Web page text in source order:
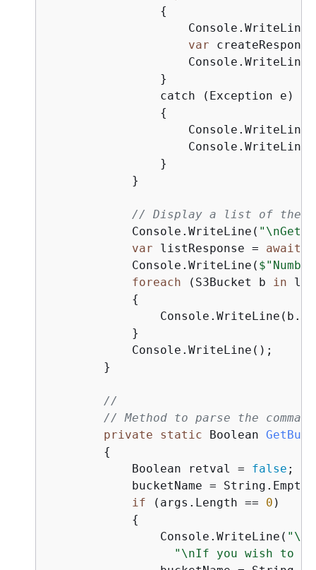
{
                    Console.WriteLine(
var
                    Console.WriteLine(
                }
                catch (Exception e)
{
                    Console.WriteLine(
                }
            }
// Display a list of the
            Console.WriteLine(
var listResponse = await
            Console.WriteLine(
foreach (S3Bucket b in
{
            }
            Console.WriteLine();
        }
//
// Method to parse the
private
static Boolean
{
            Boolean retval =
false ;
            bucketName = String.Empty;
if (args.Length == 0 )
{
                Console.WriteLine(
"\nIf you wish to